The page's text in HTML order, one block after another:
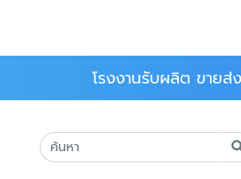
โรงงานรับผลิต ขาย